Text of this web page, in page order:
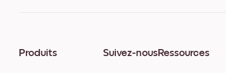
Produits Suivez-nousRessources